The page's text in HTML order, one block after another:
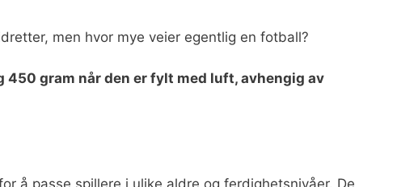
men hvor mye veier egentlig en fotball?
450 gram når den er fylt med luft, avhengig av